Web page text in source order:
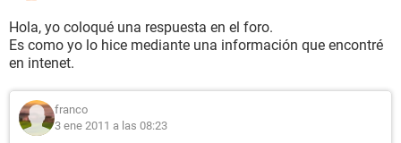
Hola, yo coloqué una respuesta en el foro.
Es como yo lo hice mediante una información que encontré
en intenet.
franco
3 ene 2011 a las 08:23